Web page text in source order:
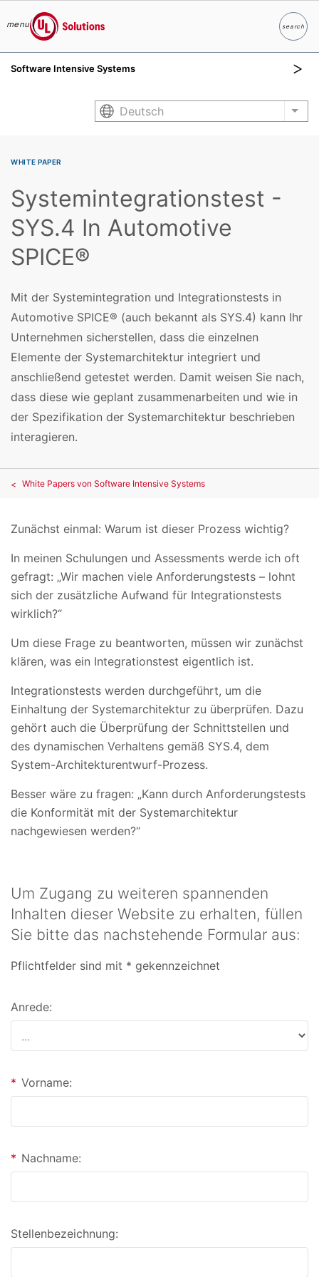
menu
UL Solutions
search
Suche
Software Intensive Systems
Deutsch List
WHITE PAPER
Systemintegrationstest -
SYS.4 In Automotive
SPICE®
Mit der Systemintegration und Integrationstests in
Automotive SPICE® (auch bekannt als SYS.4) kann Ihr
Unternehmen sicherstellen, dass die einzelnen
Elemente der Systemarchitektur integriert und
anschließend getestet werden. Damit weisen Sie nach,
dass diese wie geplant zusammenarbeiten und wie in
der Spezifikation der Systemarchitektur beschrieben
interagieren.
White Papers von Software Intensive Systems
Zunächst einmal: Warum ist dieser Prozess wichtig?
In meinen Schulungen und Assessments werde ich oft
gefragt: „Wir machen viele Anforderungstests – lohnt
sich der zusätzliche Aufwand für Integrationstests
wirklich?“
Um diese Frage zu beantworten, müssen wir zunächst
klären, was ein Integrationstest eigentlich ist.
Integrationstests werden durchgeführt, um die
Einhaltung der Systemarchitektur zu überprüfen. Dazu
gehört auch die Überprüfung der Schnittstellen und
des dynamischen Verhaltens gemäß SYS.4, dem
System-Architekturentwurf-Prozess.
Besser wäre zu fragen: „Kann durch Anforderungstests
die Konformität mit der Systemarchitektur
nachgewiesen werden?“
Um Zugang zu weiteren spannenden
Inhalten dieser Website zu erhalten, füllen
Sie bitte das nachstehende Formular aus:
Pflichtfelder sind mit * gekennzeichnet
Anrede:
* Vorname:
* Nachname:
Stellenbezeichnung: